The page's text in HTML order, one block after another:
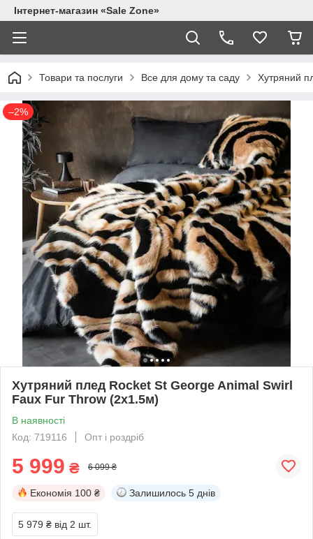
Інтернет-магазин «Sale Zone»
Товари та послуги Все для дому та саду Хутряний
–2%
Хутряний плед Rocket St George Animal Swirl
Faux Fur Throw (2х1.5м)
В наявності
Код: 719116
Опт і роздріб
5 999 ₴ 6 099 ₴
Економія 100 ₴ Залишилось 5 днів
5 979 ₴ від 2 шт.